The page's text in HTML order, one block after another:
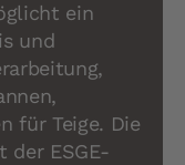
ein
und
für Teige. Die
der ESGE-